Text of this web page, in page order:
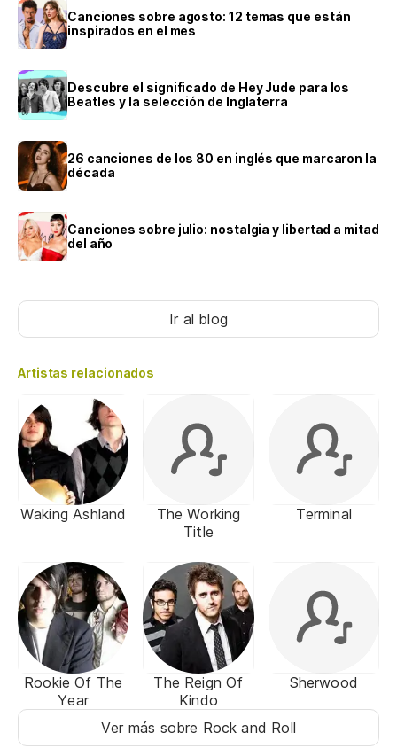
Canciones sobre agosto: 12 temas que están
inspirados en el mes
Descubre el significado de Hey Jude para los
Beatles y la selección de Inglaterra
26 canciones de los 80 en inglés que marcaron la
década
Canciones sobre julio: nostalgia y libertad a mitad
del año
Ir al blog
Artistas relacionados
Waking Ashland
The Working
Title
Terminal
Rookie Of The
Year
The Reign Of
Kindo
Sherwood
Ver más sobre Rock and Roll